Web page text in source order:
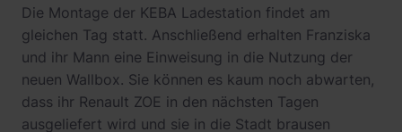
Die Montage der KEBA Ladestation findet am
gleichen Tag statt. Anschließend erhalten Franziska
und ihr Mann eine Einweisung in die Nutzung der
neuen Wallbox. Sie können es kaum noch abwarten,
dass ihr Renault ZOE in den nächsten Tagen
ausgeliefert wird und sie in die Stadt brausen